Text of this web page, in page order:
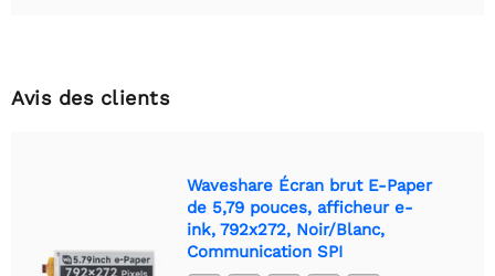
Avis des clients
Waveshare Écran brut E-Paper
de 5,79 pouces, afficheur e-
ink, 792x272, Noir/Blanc,
Communication SPI